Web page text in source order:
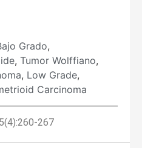
Grado,
, Tumor Wolffiano,
, Low Grade,
Carcinoma
267